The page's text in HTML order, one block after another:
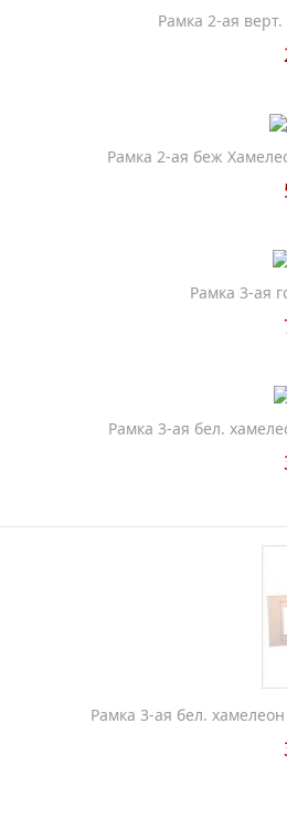
Рамка 2-ая
Рамка 2-ая беж
Рамка 3-ая
Рамка 3-ая бел.
Рамка 3-ая бел.